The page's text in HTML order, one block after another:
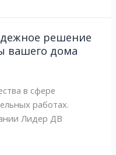
решение
вашего дома
в сфере
работах.
Лидер ДВ